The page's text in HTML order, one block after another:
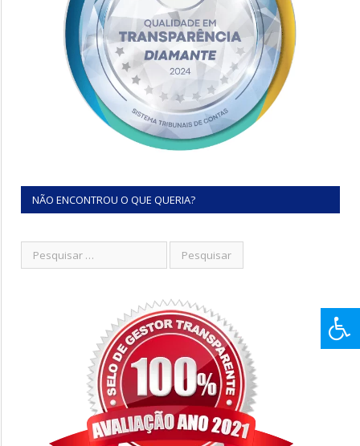
NÃO ENCONTROU O QUE QUERIA?